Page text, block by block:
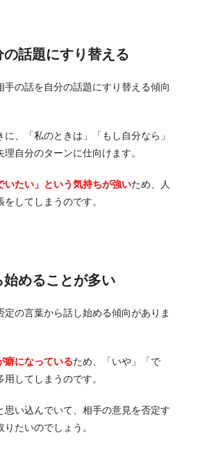
話題にすり替える
手の話を自分の話題にすり替える傾向
、「私のときは」「もし自分なら」
自分のターンに仕向けます。
いたい」という気持ちが強いため、人
してしまうのです。
めることが多い
定の言葉から話し始める傾向がありま
癖になっているため、「いや」「で
してしまうのです。
思い込んでいて、相手の意見を否定す
たいのでしょう。